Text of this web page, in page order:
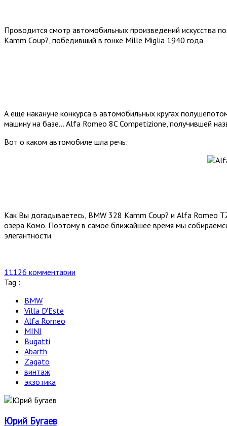
Проводится смотр автомобильных произведений искусства
Kamm Coup?, победивший в гонке Mille Miglia 1940 года
А еще накануне конкурса в автомобильных кругах
машину на базе… Alfa Romeo 8C Competizione, получившей
Вот о каком автомобиле шла речь:
Как Вы догадываетесь, BMW 328 Kamm Coup? и Alfa Romeo
озера Комо. Поэтому в самое ближайшее время мы
элегантности.
11126 комментарии
Tag :
BMW
Villa D'Este
Alfa Romeo
MINI
Bugatti
Abarth
Zagato
винтаж
экзотика
Юрий Бугаев